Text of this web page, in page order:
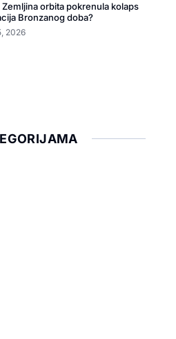
Zemljina orbita pokrenula kolaps
Bronzanog doba?
2026